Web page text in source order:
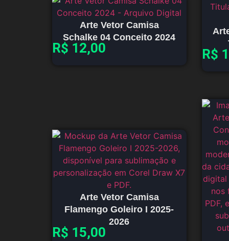
Arte Vetor Camisa
Schalke 04 Conceito 2024
R$ 12,00 R$
Arte Vetor Camisa
Flamengo Goleiro I 2025-
2026
R$ 15,00